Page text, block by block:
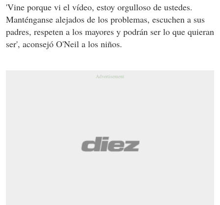
'Vine porque vi el vídeo, estoy orgulloso de ustedes.
Manténganse alejados de los problemas, escuchen a sus
padres, respeten a los mayores y podrán ser lo que quieran
ser', aconsejó O'Neil a los niños.